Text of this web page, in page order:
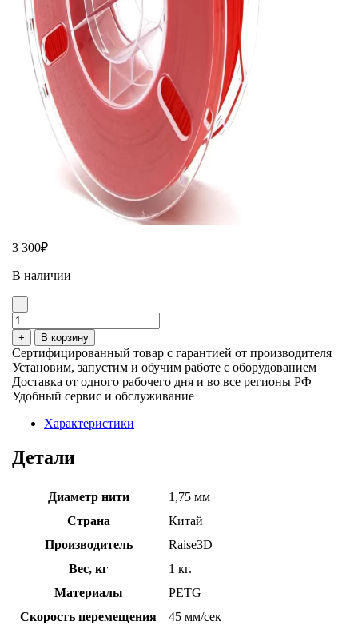
3 300₽
В наличии
-
Количество
товара
Катушка
PETG-
пластика
Raise3D
Premium,
1.75
1кг,
красная
+ В корзину
Сертифицированный товар c гарантией от производителя
Установим, запустим и обучим работе с оборудованием
Доставка от одного рабочего дня и во все регионы РФ
Удобный сервис и обслуживание
Характеристики
Детали
Диаметр нити
1,75 мм
Страна
Китай
Производитель
Raise3D
Вес, кг
1 кг.
Материалы
PETG
Скорость перемещения
45 мм/сек